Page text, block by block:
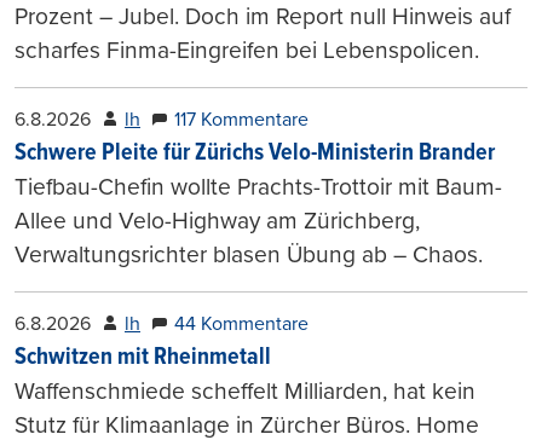
Prozent – Jubel. Doch im Report null Hinweis auf
scharfes Finma-Eingreifen bei Lebenspolicen.
6.8.2026 lh 117 Kommentare
Schwere Pleite für Zürichs Velo-Ministerin Brander
Tiefbau-Chefin wollte Prachts-Trottoir mit Baum-
Allee und Velo-Highway am Zürichberg,
Verwaltungsrichter blasen Übung ab – Chaos.
6.8.2026 lh 44 Kommentare
Schwitzen mit Rheinmetall
Waffenschmiede scheffelt Milliarden, hat kein
Stutz für Klimaanlage in Zürcher Büros. Home